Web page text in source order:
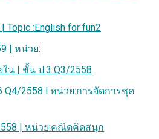
:English for fun2
| หน่วย:
| ชั้น ป.3 Q3/2558
2558 l หน่วย:การจัดการชุด
| หน่วย:คณิตคิดสนุก